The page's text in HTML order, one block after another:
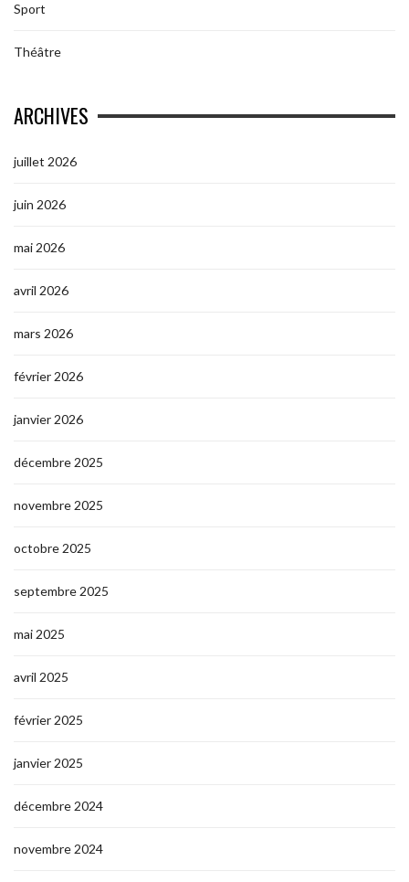
Sport
Théâtre
ARCHIVES
juillet 2026
juin 2026
mai 2026
avril 2026
mars 2026
février 2026
janvier 2026
décembre 2025
novembre 2025
octobre 2025
septembre 2025
mai 2025
avril 2025
février 2025
janvier 2025
décembre 2024
novembre 2024